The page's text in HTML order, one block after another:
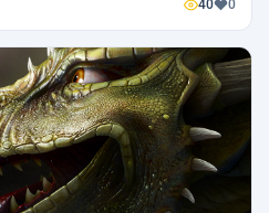
40 0